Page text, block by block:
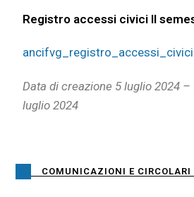
Registro accessi civici II
Data di creazione 5 luglio 2024
luglio 2024
COMUNICAZIONI E CIRCOLARI